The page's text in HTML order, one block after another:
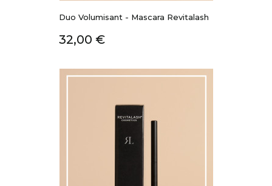
Duo Volumisant - Mascara Revitalash
Prix
32,00 €